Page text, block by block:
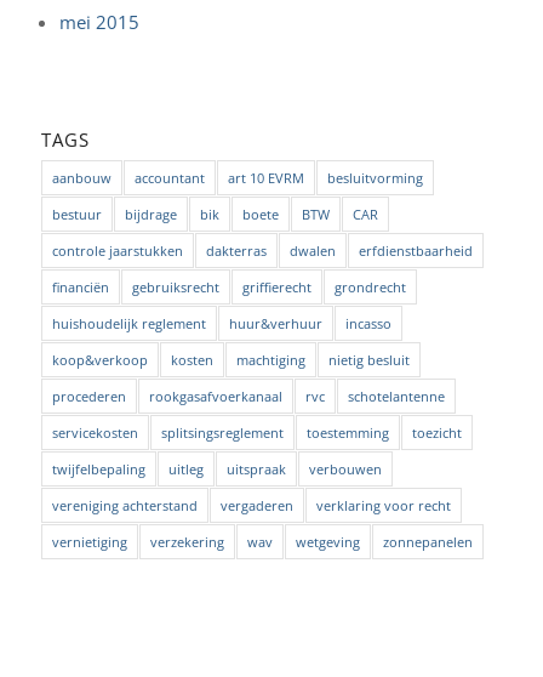
mei 2015
TAGS
aanbouw accountant art 10 EVRM
besluitvorming
bestuur
bijdrage bik boete BTW
CAR
controle jaarstukken
dakterras dwalen
erfdienstbaarheid
financiën
gebruiksrecht griffierecht
grondrecht
huishoudelijk reglement
huur&verhuur
incasso
koop&verkoop
kosten machtiging
nietig besluit
procederen
rookgasafvoerkanaal rvc
schotelantenne
servicekosten
splitsingsreglement toestemming
toezicht
twijfelbepaling
uitleg uitspraak
verbouwen
vereniging achterstand
vergaderen
verklaring voor recht
vernietiging
verzekering wav wetgeving zonnepanelen